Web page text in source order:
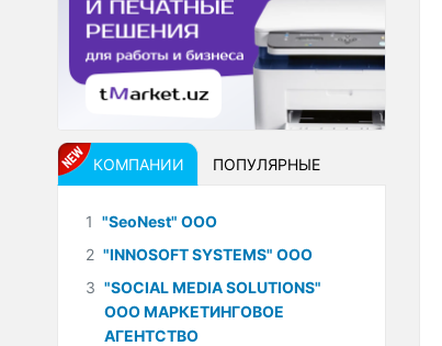
КОМПАНИИ ПОПУЛЯРНЫЕ
1 "SeoNest" ООО
2 "INNOSOFT SYSTEMS" ООО
3 "SOCIAL MEDIA SOLUTIONS"
ООО МАРКЕТИНГОВОЕ
АГЕНТСТВО